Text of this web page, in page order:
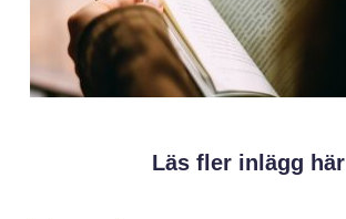
Läs fler inlägg här